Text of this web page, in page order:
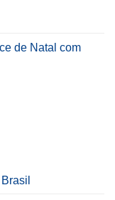
de Natal com